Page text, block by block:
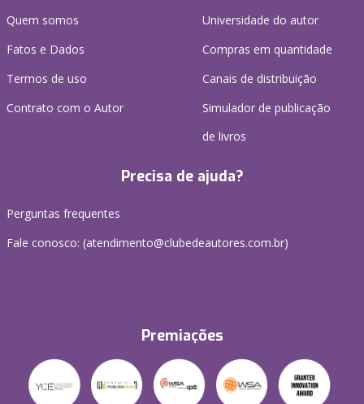
Quem somos
Fatos e Dados
Termos de uso
Contrato com o Autor
Universidade do autor
Compras em quantidade
Canais de distribuição
Simulador de publicação
de livros
Precisa de ajuda?
Perguntas frequentes
Fale conosco: (atendimento@clubedeautores.com.br)
Premiações